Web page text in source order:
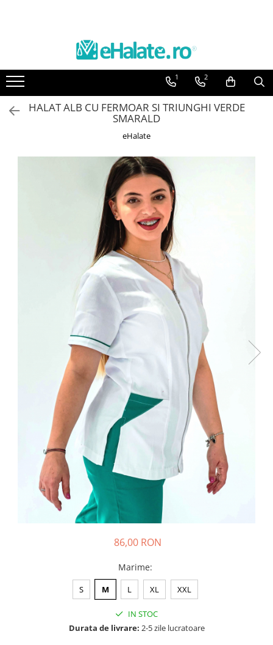
Toate Produsele
Bluze Unisex
Costume Unisex
Bluze unisex cu imprimeuri
Halate medicale femei
Halate medicale barbati
Halate medicale P2 cu fluturas
Halate medicale cu nasturi
Halate medicale cu fermoar
Halate medicale polar - unisex
Halate medicale albe
Fuste, Sarafane
Sarafane Mira
Fuste medicale
Sarafane medicale
Veste, Jachete
Veste de lucru
Jachete de lucru
Articole din Polar
Halate medicale polar - unisex
Tricouri de lucru
1 2
HALAT ALB CU FERMOAR SI TRIUNGHI VERDE
SMARALD
eHalate
86,00 RON
Marime:
S M L XL XXL
IN STOC
Durata de livrare: 2-5 zile lucratoare